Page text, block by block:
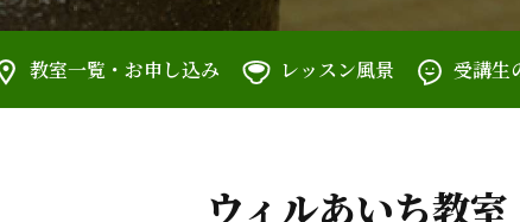
教室一覧・お申し込み レッスン風景 受講生
ウィルあいち教室